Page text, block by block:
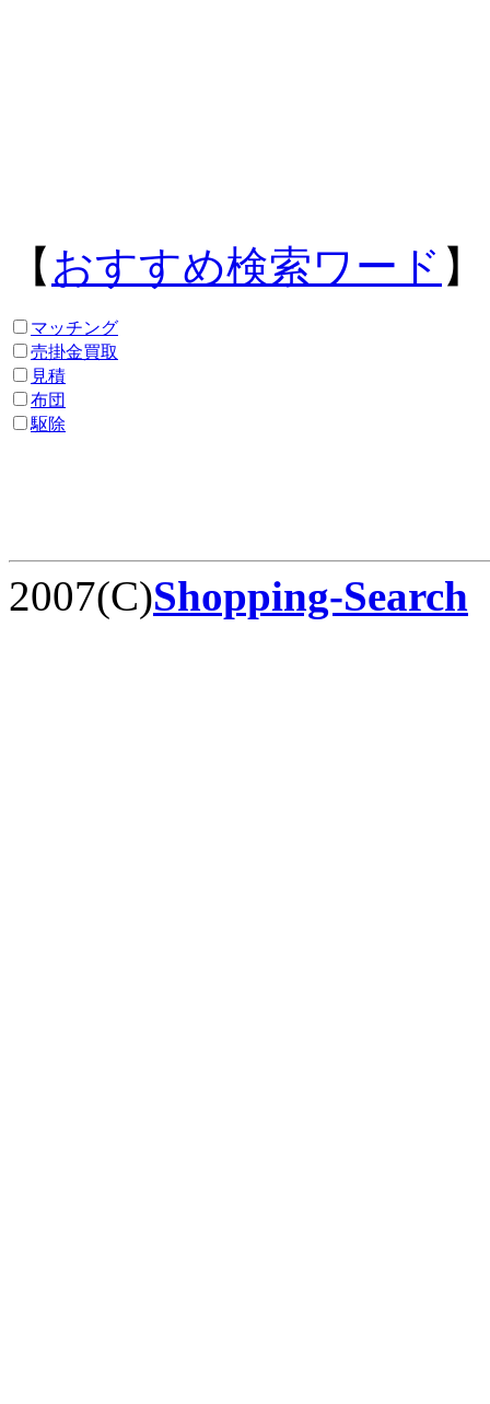
【 おすすめ検索ワード 】
マッチング
売掛金買取
見積
布団
駆除
2007(C)Shopping-Search